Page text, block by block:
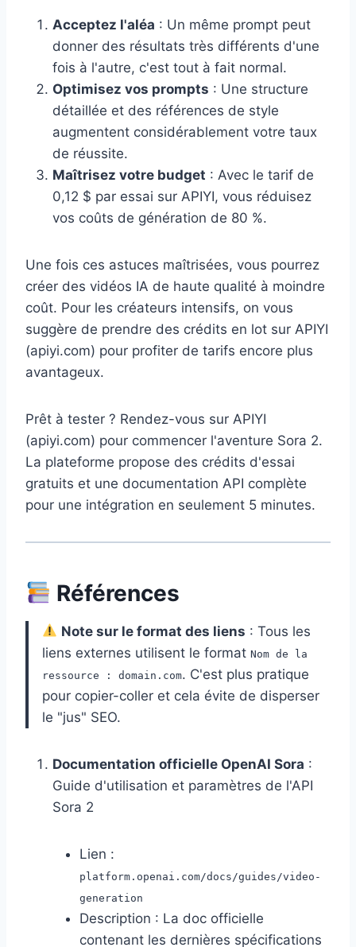
Acceptez l'aléa : Un même prompt peut
donner des résultats très différents d'une
fois à l'autre, c'est tout à fait normal.
Optimisez vos prompts : Une structure
détaillée et des références de style
augmentent considérablement votre taux
de réussite.
Maîtrisez votre budget : Avec le tarif de
0,12 $ par essai sur APIYI, vous réduisez
vos coûts de génération de 80 %.
Une fois ces astuces maîtrisées, vous pourrez
créer des vidéos IA de haute qualité à moindre
coût. Pour les créateurs intensifs, on vous
suggère de prendre des crédits en lot sur APIYI
(apiyi.com) pour profiter de tarifs encore plus
avantageux.
Prêt à tester ? Rendez-vous sur APIYI
(apiyi.com) pour commencer l'aventure Sora 2.
La plateforme propose des crédits d'essai
gratuits et une documentation API complète
pour une intégration en seulement 5 minutes.
Références
Note sur le format des liens : Tous les
liens externes utilisent le format Nom de la
ressource : domain.com. C'est plus pratique
pour copier-coller et cela évite de disperser
le "jus" SEO.
Documentation officielle OpenAI Sora :
Guide d'utilisation et paramètres de l'API
Sora 2
Lien :
platform.openai.com/docs/guides/video-
generation
Description : La doc officielle
contenant les dernières spécifications